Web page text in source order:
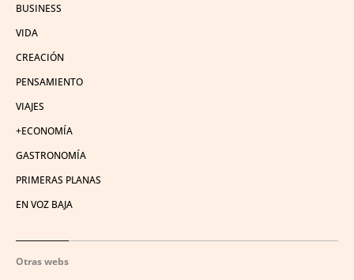
BUSINESS
VIDA
CREACIÓN
PENSAMIENTO
VIAJES
+ECONOMÍA
GASTRONOMÍA
PRIMERAS PLANAS
EN VOZ BAJA
Otras webs